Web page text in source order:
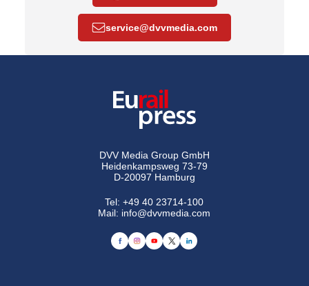
service@dvvmedia.com
DVV Media Group GmbH
Heidenkampsweg 73-79
D-20097 Hamburg
Tel:+49 40 23714-100
Mail: info@dvvmedia.com